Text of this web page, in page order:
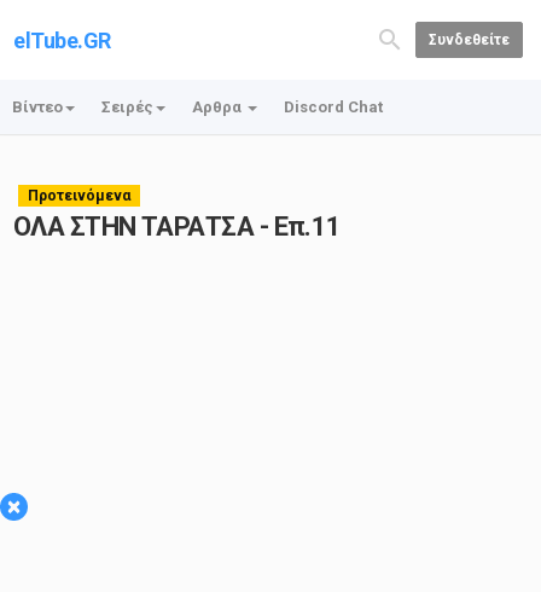
elTube.GR Συνδεθείτε
Βίντεο Σειρές Αρθρα Discord Chat
Προτεινόμενα
ΟΛΑ ΣΤΗΝ ΤΑΡΑΤΣΑ - Επ.11
×